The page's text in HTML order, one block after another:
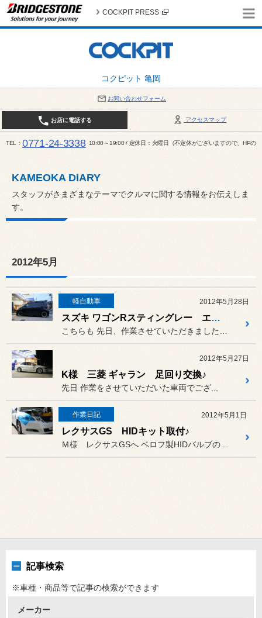
コクピット 亀岡
COCKPIT PRESS
お問い合わせフォーム
アクセスマップ
お店に電話する
TEL 0771-24-3338 10:00～19:00 / 定休日：火曜日（不定休がございますので、HPの
KAMEOKA DIARY
スタッフがさまざまなテーマでクルマに関する情報をお伝えしま
す。
2012年5月
軽自動車 2012年5月28日
スズキ ワゴンRスティングレー エアロ取付♪
2012年5月27日
K様 三菱 ギャラン 足回り交換♪
先日 作業をさせていただいた車両でござ...
作業日記 2012年5月1日
レクサスGS HIDキット取付♪
記事検索
※車種・商品等で記事の検索ができます
メーカー